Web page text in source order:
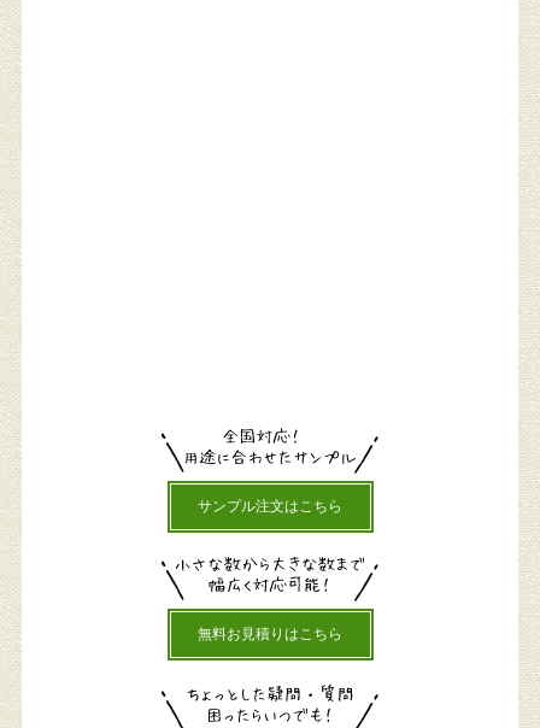
サンプル注文はこちら
無料お見積りはこちら